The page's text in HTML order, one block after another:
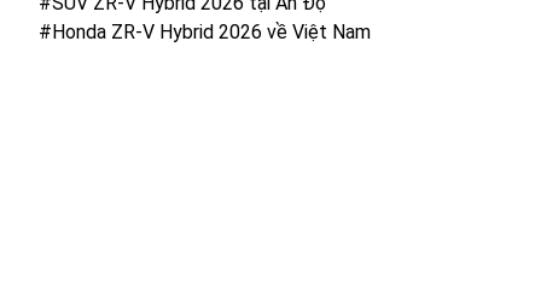
#Honda ZR-V Hybrid 2026 về Việt Nam